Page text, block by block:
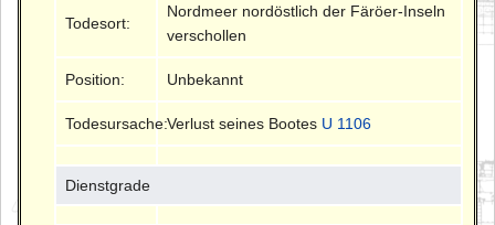
Todesort:
Nordmeer nordöstlich der Färöer-Inseln
verschollen
Position: Unbekannt
Todesursache:Verlust seines Bootes U 1106
Dienstgrade